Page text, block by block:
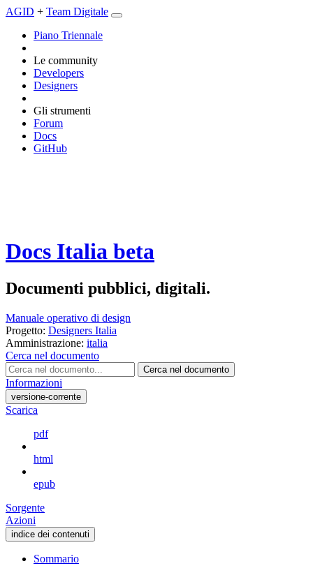
AGID + Team Digitale
Piano Triennale
Le community
Developers
Designers
Gli strumenti
Forum
Docs
GitHub
Docs Italia beta
Documenti pubblici, digitali.
Manuale operativo di design
Progetto: Designers Italia
Amministrazione: italia
Cerca nel documento
Cerca nel documento
Informazioni
versione-corrente
Scarica
pdf
html
epub
Sorgente
Azioni
indice dei contenuti
Sommario